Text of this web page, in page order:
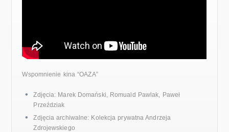
Wspomnienie kina “OAZA”
Zdjęcia: Marek Domański, Romuald Pawlak, Paweł
Przeździak
Zdjęcia archiwalne: Kolekcja prywatna Andrzeja
Zdrojewskiego